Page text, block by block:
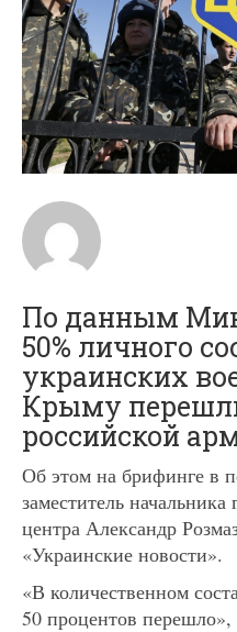
По данным
50% личного
украинских
Крыму
российской
Об этом на брифинге в
заместитель начальника
центра Александр
«Украинские новости».
«В количественном
50 процентов